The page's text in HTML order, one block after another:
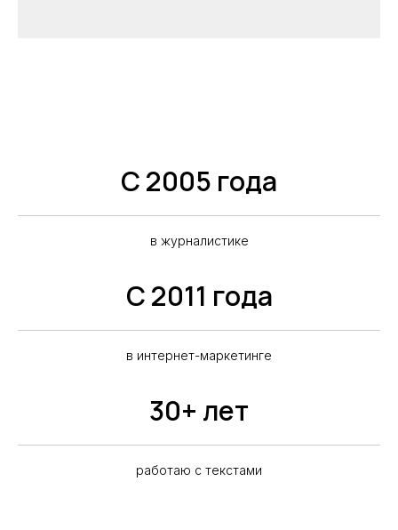
С 2005 года
в журналистике
С 2011 года
в интернет-маркетинге
30+ лет
работаю с текстами